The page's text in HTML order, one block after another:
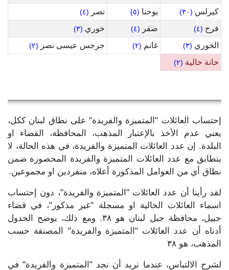
كيرلس (٣٠) يوحنا (٥) نصر (٤)
فرح (٤) صقر (٤) خوري (٣)
الخوري (٣) غانم (٢) جرجس عيسى نصر (٢)
خانة خالية (٢)
إحتساب العائلات "المتميزة والفريدة" على نطاق لبنان ككل،
يعني عدم الأخذ بالإعتبار المذهب، المحافظة، القضاء او
البلدة. إن عدد العائلات المتميزة والفريدة، في هذه الحالة، لا
يتطابق مع عدد العائلات المتميزة والفريدة المحصورة ضمن
نطاق أي من العوامل المذكورة أعلاه، منفردين او مجموعين.
لقد رأينا أن عدد العائلات "المتميزة والفريدة"، دون إحتساب
اسماء العائلات الخالية او مسجلة "غير مذكور"، في قضاء
جبيل، محافظة جبل لبنان هو ٣٨. ومع ذلك، يوضح الجدول
أدناه أن عدد العائلات "المتميزة والفريدة" المصنفة حسب
المذهب، هو ٣٨
لشرح الالتباس، عندما نريد أن نجد "المتميزة والفريدة" في